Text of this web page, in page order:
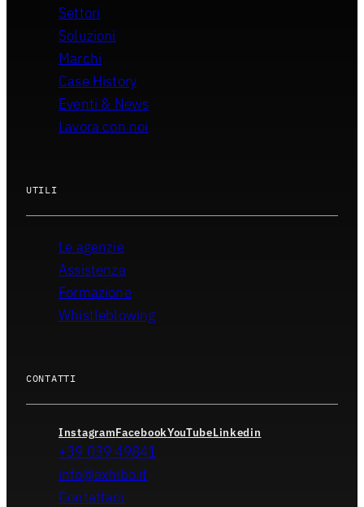
Settori
Soluzioni
Marchi
Case History
Eventi & News
Lavora con noi
UTILI
Le agenzie
Assistenza
Formazione
Whistleblowing
CONTATTI
InstagramFacebookYouTubeLinkedin
+39 039 49841
info@exhibo.it
Contattaci